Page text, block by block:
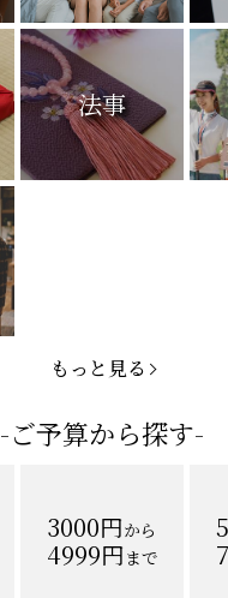
法事
もっと見る
-ご予算から探す-
3000円から
4999円まで